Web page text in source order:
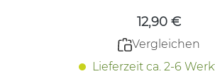
12,90 €
Vergleichen
Lieferzeit ca. 2-6